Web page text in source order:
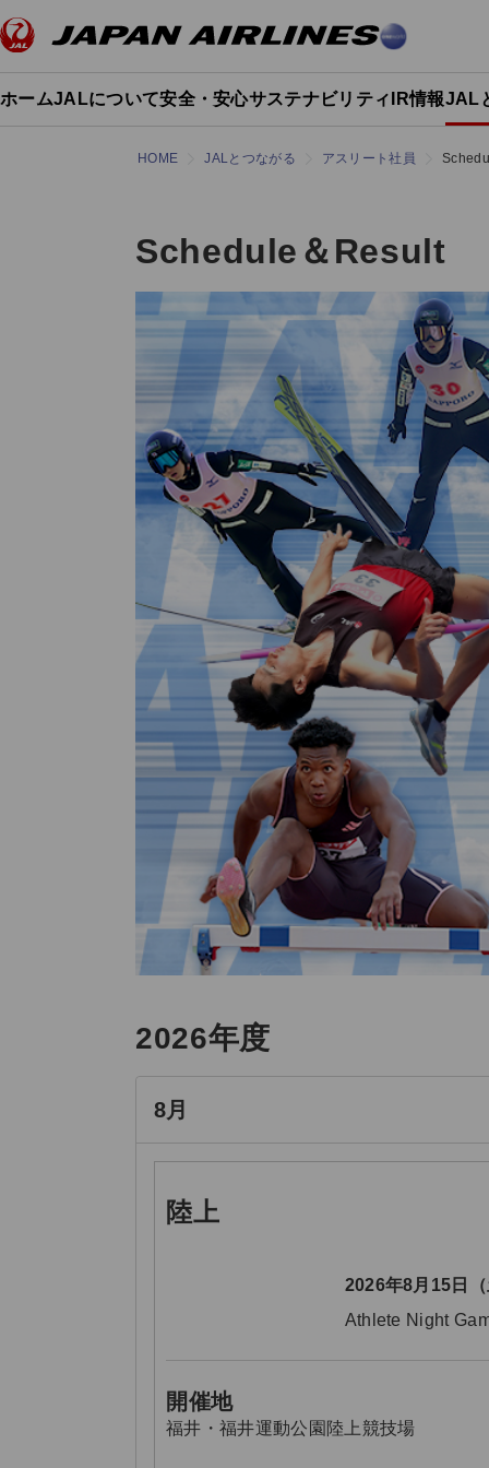
ホームJALについて安全・安心サステナビリティ IR情報JAL
HOME JALとつながる アスリート社員
Schedule＆Result
2026年度
8月
陸上
2026年8月15日
Athlete Night
開催地
福井・福井運動公園陸上競技場